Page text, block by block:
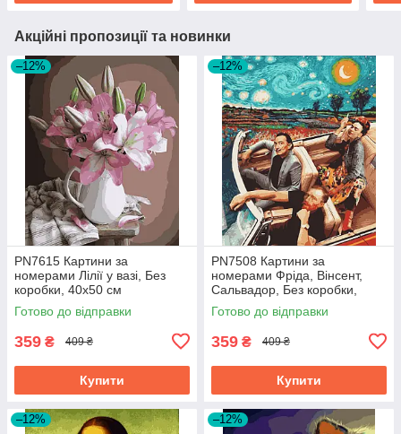
Акційні пропозиції та новинки
–12%
PN7615 Картини за
номерами Лілії у вазі, Без
коробки, 40х50 см
Готово до відправки
359 ₴ 409 ₴
Купити
–12%
PN7508 Картини за
номерами Фріда, Вінсент,
Сальвадор, Без коробки,
40х50 см
Готово до відправки
359 ₴ 409 ₴
Купити
–12% –12%